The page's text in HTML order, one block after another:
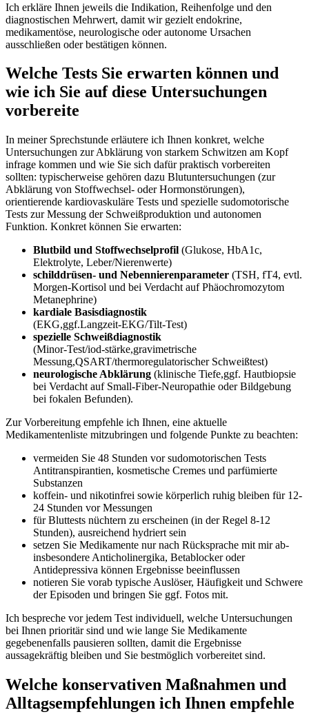
Ich erkläre Ihnen jeweils⁤ die Indikation, Reihenfolge und den⁤
diagnostischen Mehrwert,⁣ damit wir gezielt endokrine,
medikamentöse, neurologische oder autonome Ursachen‌
ausschließen oder bestätigen können.
Welche Tests Sie erwarten können und
wie ich ⁢Sie auf diese Untersuchungen
vorbereite
In meiner Sprechstunde erläutere ich Ihnen konkret, welche
Untersuchungen zur Abklärung von starkem Schwitzen ‍am Kopf
infrage ​kommen und wie Sie sich​ dafür⁢ praktisch vorbereiten
sollten: typischerweise⁢ gehören dazu Blutuntersuchungen (zur
Abklärung von Stoffwechsel‑ oder‍ Hormonstörungen),
orientierende kardiovaskuläre‌ Tests und spezielle sudomotorische
Tests zur Messung der Schweißproduktion und autonomen
Funktion. Konkret können Sie erwarten:
Blutbild und Stoffwechselprofil (Glukose, HbA1c,
Elektrolyte, Leber/Nierenwerte)
schilddrüsen-‍ und‍ Nebennierenparameter (TSH, fT4,​ evtl.
⁣Morgen‑Kortisol und bei​ Verdacht auf Phäochromozytom
Metanephrine)
kardiale Basisdiagnostik
(EKG,ggf.Langzeit‑EKG/Tilt‑Test)
spezielle⁢ Schweißdiagnostik
(Minor‑Test/iod‑stärke,gravimetrische
Messung,QSART/thermoregulatorischer Schweißtest)
neurologische Abklärung (klinische ⁤Tiefe,ggf. Hautbiopsie
bei Verdacht auf Small‑Fiber‑Neuropathie ⁤oder Bildgebung
bei fokalen ‍Befunden).
Zur ⁣Vorbereitung empfehle ich Ihnen, eine aktuelle
Medikamentenliste mitzubringen und folgende Punkte zu beachten:
vermeiden Sie‌ 48 ‌Stunden vor ​sudomotorischen Tests
Antitranspirantien, kosmetische Cremes und parfümierte
Substanzen
koffein‑ und ‍nikotinfrei sowie körperlich⁣ ruhig ​bleiben für⁣ 12-
24 Stunden vor Messungen
für Bluttests nüchtern zu erscheinen​ (in der Regel 8-12
Stunden), ausreichend hydriert sein
setzen Sie Medikamente nur nach Rücksprache⁤ mit mir ab-
insbesondere Anticholinergika, Betablocker oder
Antidepressiva können Ergebnisse beeinflussen
notieren Sie vorab typische Auslöser, Häufigkeit und Schwere
der ⁢Episoden ⁤und bringen Sie ggf. Fotos mit.
Ich bespreche ⁢vor jedem⁤ Test individuell, welche Untersuchungen‍
bei ‌Ihnen prioritär sind und‌ wie lange Sie Medikamente
gegebenenfalls pausieren sollten, damit ​die⁢ Ergebnisse
aussagekräftig bleiben und Sie bestmöglich vorbereitet sind.
Welche konservativen Maßnahmen und
Alltagsempfehlungen ich Ihnen empfehle